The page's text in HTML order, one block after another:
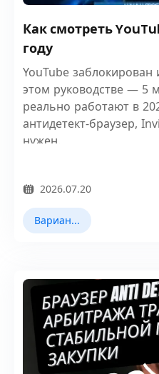
Как смотреть
году
YouTube заблокирован
этом руководстве — 5
реально работают в
антидетект-браузер,
нужен.
2026.07.20
Варианты использования